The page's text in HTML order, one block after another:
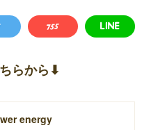
らから⬇︎
energy